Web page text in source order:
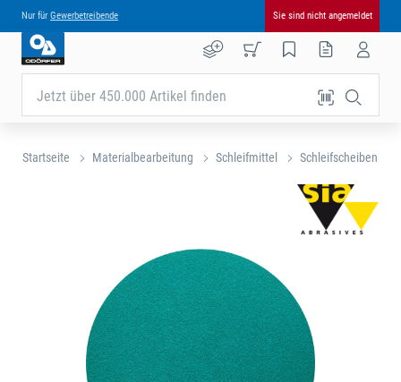
Nur für Gewerbetreibende Sie sind nicht angemeldet
Jetzt über 450.000 Artikel finden
Startseite Materialbearbeitung Schleifmittel Schleifscheiben